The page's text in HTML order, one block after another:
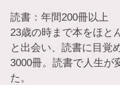
読書：年間200冊以上
23歳の時まで本をほと
と出会い、読書に目覚
3000冊。読書で人生が
た。